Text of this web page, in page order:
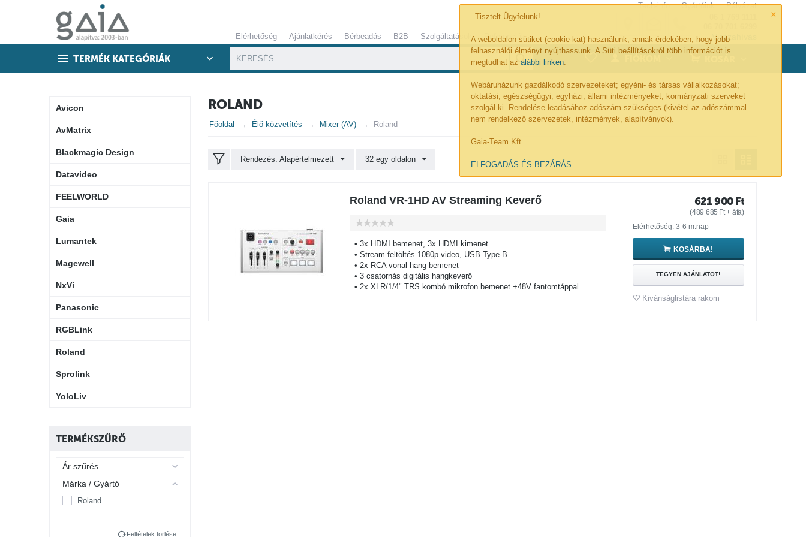
×
Tisztelt Ügyfelünk!
A weboldalon sütiket (cookie-kat) használunk, annak érdekében, hogy jobb
felhasználói élményt nyújthassunk. A Süti beállításokról több információt is
megtudhat azalábbi linken.
Webáruházunk gazdálkodó szervezeteket; egyéni- és társas vállalkozásokat;
oktatási, egészségügyi, egyházi, állami intézményeket; kormányzati szerveket
szolgál ki. Rendelése leadásához adószám szükséges (kivétel az adószámmal
nem rendelkező szervezetek, intézmények, alapítványok).
Gaia-Team Kft.
ELFOGADÁS ÉS BEZÁRÁS
Tech-info Gyártóink Pályázat
Elérhetőség Ajánlatkérés Bérbeadás B2B Szolgáltatások Referenciák Visszahívás
TERMÉK KATEGÓRIÁK
0
ROLAND
Főoldal Élő közvetítés Mixer (AV) Roland
Rendezés: Alapértelmezett 32 egy oldalon
Roland VR-1HD AV Streaming Keverő
• 3x HDMI bemenet, 3x HDMI kimenet
• Stream feltöltés 1080p video, USB Type-B
• 2x RCA vonal hang bemenet
• 3 csatornás digitális hangkeverő
• 2x XLR/1/4" TRS kombó mikrofon bemenet +48V fantomtáppal
621 900 Ft
(489 685 Ft+ áfa)
Elérhetőség: 3-6 m.nap
KOSÁRBA!
TEGYEN AJÁNLATOT!
Kivánságlistára rakom
Avicon
AvMatrix
Blackmagic Design
Datavideo
FEELWORLD
Gaia
Lumantek
Magewell
NxVi
Panasonic
RGBLink
Roland
Sprolink
YoloLiv
TERMÉKSZŰRŐ
Ár szűrés
Márka / Gyártó
Roland
Feltételek törlése